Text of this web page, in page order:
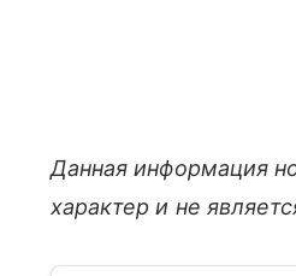
Данная информация
характер и не